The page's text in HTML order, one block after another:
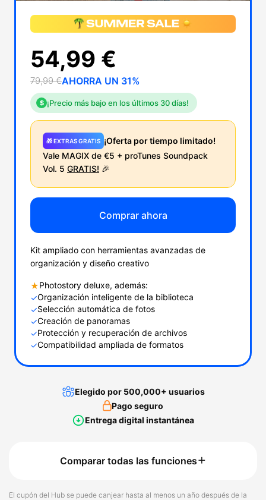
54,99 €
79,99 €AHORRA UN 31%
$ ¡Precio más bajo en los últimos 30 días!
🎁 EXTRAS GRATIS ¡Oferta por tiempo limitado!
Vale MAGIX de €5 + proTunes Soundpack
Vol. 5 GRATIS! 🎉
Comprar ahora
Kit ampliado con herramientas avanzadas de
organización y diseño creativo
★Photostory deluxe, además:
✓Organización inteligente de la biblioteca
✓Selección automática de fotos
✓Creación de panoramas
✓Protección y recuperación de archivos
✓Compatibilidad ampliada de formatos
Elegido por 500,000+ usuarios
Pago seguro
Entrega digital instantánea
Comparar todas las funciones
El cupón del Hub se puede canjear hasta al menos un año después de la